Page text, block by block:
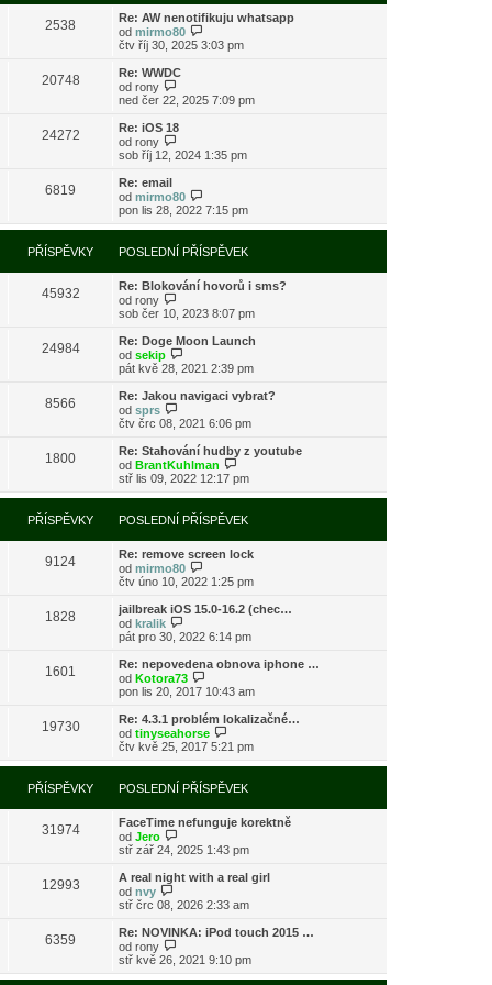
s
l
e
d
ř
í
ě
v
k
i
t
p
o
d
ř
í
p
ě
v
e
2538
Re: AW nenotifikuju whatsapp
od mirmo80
o
z
i
o
s
n
í
ř
s
p
ě
v
k
čtv říj 30, 2025 3:03 pm
20748
Re: WWDC
od rony
o
r
z
i
p
o
s
l
e
d
í
ř
s
p
ě
v
k
ned čer 22, 2025 7:09 pm
24272
Re: iOS 18
od rony
o
a
z
i
t
p
o
s
l
d
í
p
ř
í
p
ě
v
e
k
sob říj 12, 2024 1:35 pm
6819
Re: email
od mirmo80
o
r
a
z
i
t
o
l
d
í
p
ř
í
s
p
ě
v
e
pon lis 28, 2022 7:15 pm
PŘÍSPĚVKY POSLEDNÍ PŘÍSPĚVEK
45932
Re: Blokování hovorů i sms?
od rony
o
r
a
z
p
o
s
e
d
n
í
ř
p
ě
v
k
sob čer 10, 2023 8:07 pm
24984
Re: Doge Moon Launch
od sekip
o
r
z
i
t
p
o
s
l
d
í
p
ř
í
s
p
ě
v
k
pát kvě 28, 2021 2:39 pm
8566
Re: Jakou navigaci vybrat?
od sprs
o
r
a
z
i
t
p
o
s
l
e
d
í
p
ř
í
p
ě
v
k
čtv črc 08, 2021 6:06 pm
1800
Re: Stahování hudby z youtube
od BrantKuhlman
o
r
a
z
i
t
o
l
d
í
ř
í
p
v
e
stř lis 09, 2022 12:17 pm
PŘÍSPĚVKY POSLEDNÍ PŘÍSPĚVEK
9124
Re: remove screen lock
od mirmo80
o
r
z
i
p
o
s
l
e
d
n
í
ř
p
ě
v
k
čtv úno 10, 2022 1:25 pm
1828
jailbreak iOS 15.0-16.2 (chec…
od kralik
o
r
a
z
i
p
o
s
l
d
í
ř
í
p
ě
v
k
pát pro 30, 2022 6:14 pm
1601
Re: nepovedena obnova iphone …
od Kotora73
o
r
a
z
t
p
o
s
l
d
í
ř
í
s
p
ě
v
e
pon lis 20, 2017 10:43 am
19730
Re: 4.3.1 problém lokalizačné…
od tinyseahorse
o
r
a
z
i
t
o
l
d
í
ř
í
s
čtv kvě 25, 2017 5:21 pm
PŘÍSPĚVKY POSLEDNÍ PŘÍSPĚVEK
31974
FaceTime nefunguje korektně
od Jero
o
r
z
i
t
p
o
s
l
stř zář 24, 2025 1:43 pm
12993
A real night with a real girl
od nvy
o
r
a
z
t
stř črc 08, 2026 2:33 am
6359
Re: NOVINKA: iPod touch 2015 …
od rony
o
stř kvě 26, 2021 9:10 pm